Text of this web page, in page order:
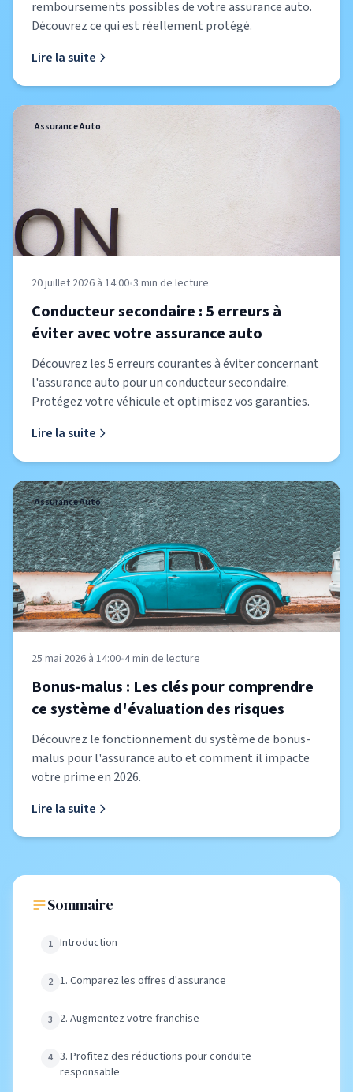
remboursements possibles de votre assurance auto.
Découvrez ce qui est réellement protégé.
Lire la suite
Assurance Auto
20 juillet 2026 à 14:00•3 min de lecture
Conducteur secondaire : 5 erreurs à
éviter avec votre assurance auto
Découvrez les 5 erreurs courantes à éviter concernant
l'assurance auto pour un conducteur secondaire.
Protégez votre véhicule et optimisez vos garanties.
Lire la suite
Assurance Auto
25 mai 2026 à 14:00•4min de lecture
Bonus-malus : Les clés pour comprendre
ce système d'évaluation des risques
Découvrez le fonctionnement du système de bonus-
malus pour l'assurance auto et comment il impacte
votre prime en 2026.
Lire la suite
Sommaire
Introduction
1. Comparez les offres d'assurance
2. Augmentez votre franchise
3. Profitez des réductions pour conduite
responsable